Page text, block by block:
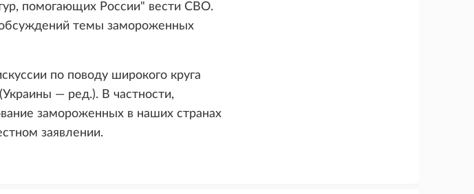
помогающих России" вести СВО.
темы замороженных
по поводу широкого круга
— ред.). В частности,
замороженных в наших странах
заявлении.